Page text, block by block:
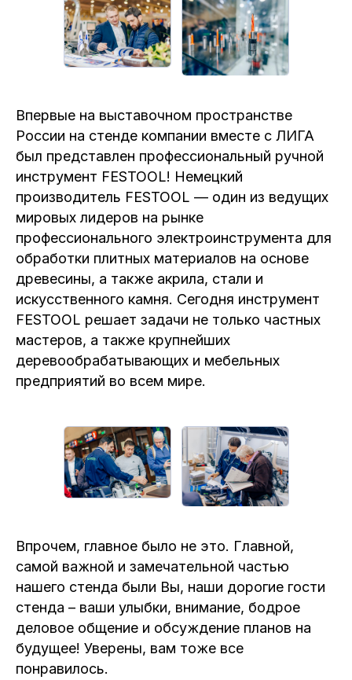
Впервые на выставочном пространстве
России на стенде компании вместе с ЛИГА
был представлен профессиональный ручной
инструмент FESTOOL! Немецкий
производитель FESTOOL — один из ведущих
мировых лидеров на рынке
профессионального электроинструмента для
обработки плитных материалов на основе
древесины, а также акрила, стали и
искусственного камня. Сегодня инструмент
FESTOOL решает задачи не только частных
мастеров, а также крупнейших
деревообрабатывающих и мебельных
предприятий во всем мире.
Впрочем, главное было не это. Главной,
самой важной и замечательной частью
нашего стенда были Вы, наши дорогие гости
стенда – ваши улыбки, внимание, бодрое
деловое общение и обсуждение планов на
будущее! Уверены, вам тоже все
понравилось.